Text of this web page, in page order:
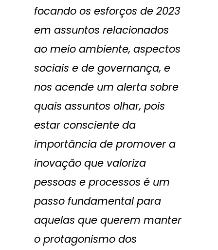
focando os esforços de 2023
em assuntos relacionados
ao meio ambiente, aspectos
sociais e de governança, e
nos acende um alerta sobre
quais assuntos olhar, pois
estar consciente da
importância de promover a
inovação que valoriza
pessoas e processos é um
passo fundamental para
aquelas que querem manter
o protagonismo dos